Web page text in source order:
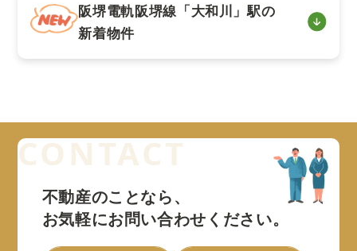
阪堺電軌阪堺線「大和川」駅の
新着物件
不動産のことなら、
お気軽にお問い合わせください。